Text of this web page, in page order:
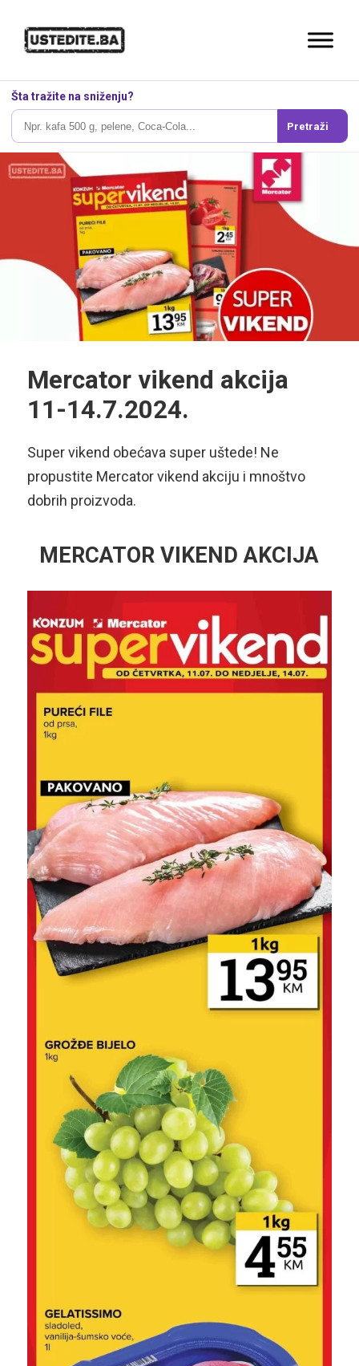
Šta tražite na sniženju?
Pretraži
Mercator vikend akcija
11-14.7.2024.
Super vikend obećava super uštede! Ne
propustite Mercator vikend akciju i mnoštvo
dobrih proizvoda.
MERCATOR VIKEND AKCIJA